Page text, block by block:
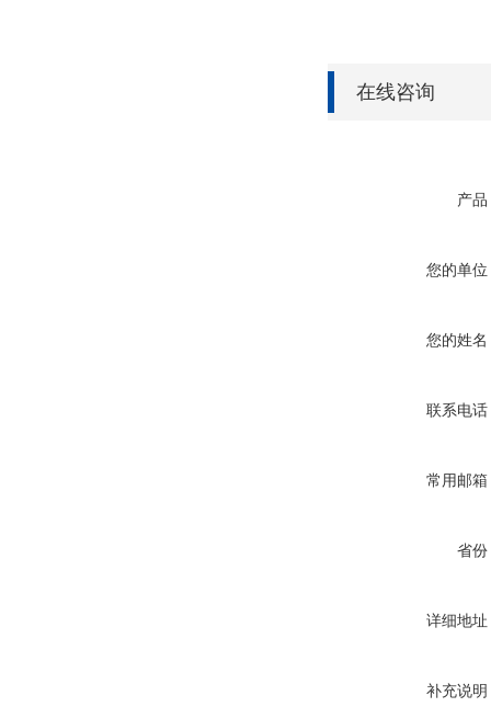
在线咨询
产品
您的单位
您的姓名
联系电话
常用邮箱
省份
详细地址
补充说明